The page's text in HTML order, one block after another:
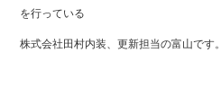
を行っている
株式会社田村内装、更新担当の富山です。